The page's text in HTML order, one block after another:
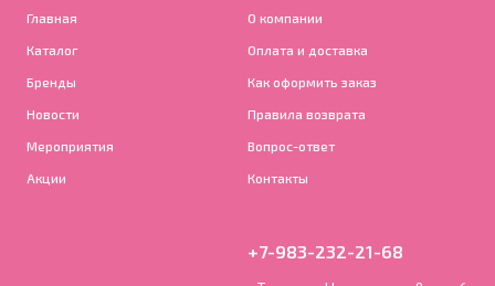
Главная
Каталог
Бренды
Новости
Мероприятия
Акции
О компании
Оплата и доставка
Как оформить заказ
Правила возврата
Вопрос-ответ
Контакты
+7-983-232-21-68